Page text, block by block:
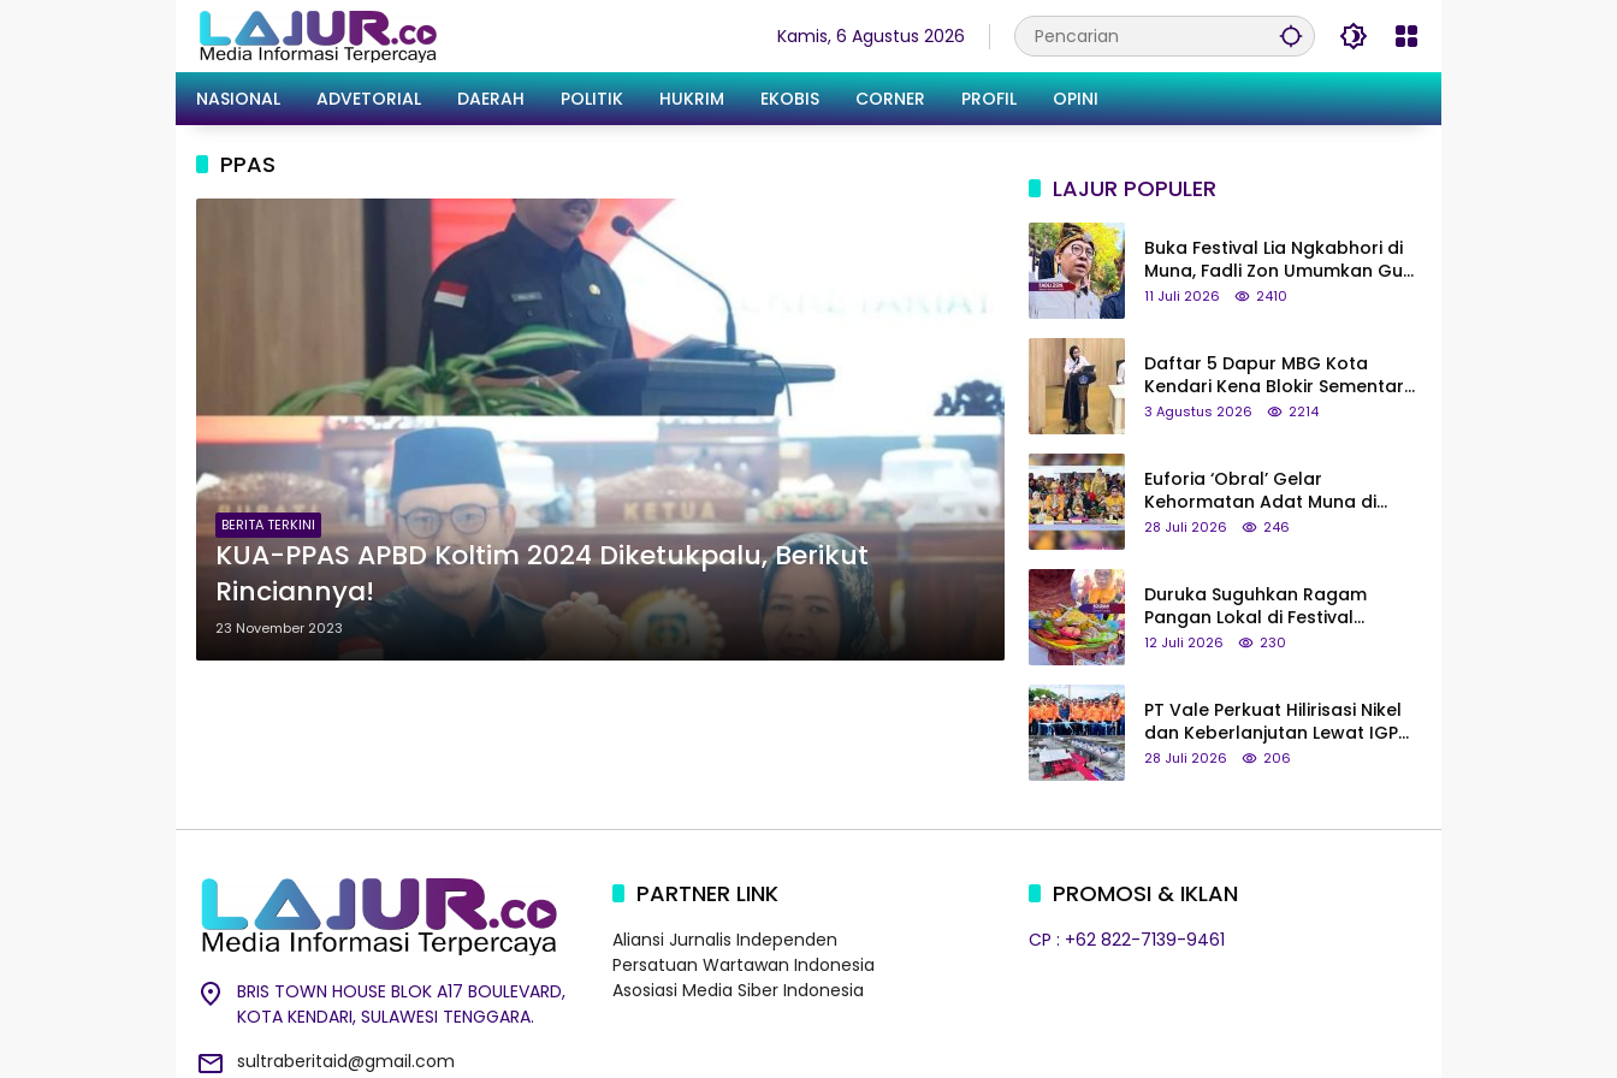
Kamis, 6 Agustus 2026
NASIONAL ADVETORIAL DAERAH POLITIK HUKRIM EKOBIS CORNER PROFIL OPINI
PPAS
BERITA TERKINI
KUA-PPAS APBD Koltim 2024 Diketukpalu, Berikut
Rinciannya!
23 November 2023
LAJUR POPULER
Buka Festival Lia Ngkabhori di
Muna, Fadli Zon Umumkan Gua
Metanduno Segera Naik Status
11 Juli 2026 2410
Daftar 5 Dapur MBG Kota
Kendari Kena Blokir Sementara
dari Pusat
3 Agustus 2026 2214
Euforia ‘Obral’ Gelar
Kehormatan Adat Muna di
Silaturahmi KKMM, Ridwan Bae:
28 Juli 2026 246
Duruka Suguhkan Ragam
Pangan Lokal di Festival
Liangkobhori, Dari Umbi Rebus
12 Juli 2026 230
PT Vale Perkuat Hilirisasi Nikel
dan Keberlanjutan Lewat IGP
Morowali
28 Juli 2026 206
BRIS TOWN HOUSE BLOK A17 BOULEVARD,
KOTA KENDARI, SULAWESI TENGGARA.
sultraberitaid@gmail.com
PARTNER LINK
Aliansi Jurnalis Independen
Persatuan Wartawan Indonesia
Asosiasi Media Siber Indonesia
PROMOSI & IKLAN
CP : +62 822-7139-9461